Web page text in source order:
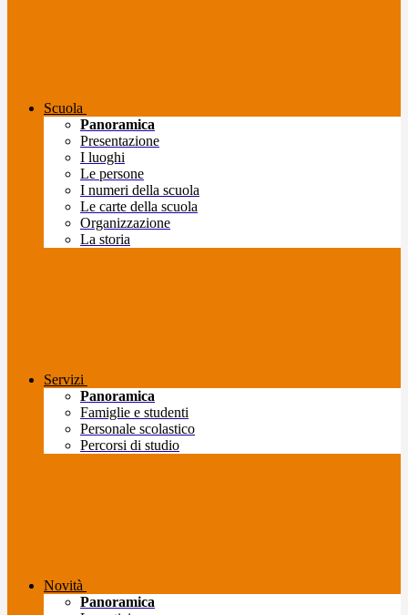
Scuola
Panoramica
Presentazione
I luoghi
Le persone
I numeri della scuola
Le carte della scuola
Organizzazione
La storia
Servizi
Panoramica
Famiglie e studenti
Personale scolastico
Percorsi di studio
Novità
Panoramica